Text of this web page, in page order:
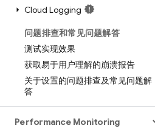
Cloud Logging
问题排查和常见问题解答
测试实现效果
获取易于用户理解的崩溃报告
关于设置的问题排查及常见问题解
答
Performance Monitoring